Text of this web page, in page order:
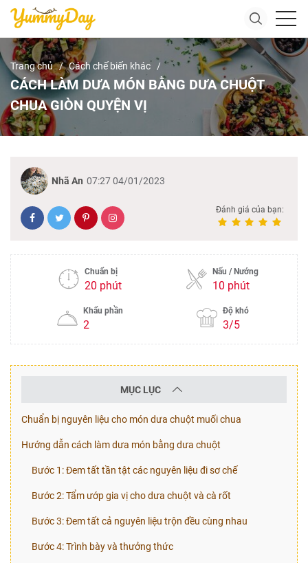
Trang chủ Cách chế biến khác
CÁCH LÀM DƯA MÓN BẰNG DƯA CHUỘT
CHUA GIÒN QUYỆN VỊ
Nhã An 07:27 04/01/2023
Đánh giá của bạn:
Chuẩn bị
20 phút
Nấu / Nướng
10 phút
Khẩu phần
2
Độ khó
3/5
MỤC LỤC
Chuẩn bị nguyên liệu cho món dưa chuột muối chua
Hướng dẫn cách làm dưa món bằng dưa chuột
Bước 1: Đem tất tần tật các nguyên liệu đi sơ chế
Bước 2: Tẩm ướp gia vị cho dưa chuột và cà rốt
Bước 3: Đem tất cả nguyên liệu trộn đều cùng nhau
Bước 4: Trình bày và thưởng thức